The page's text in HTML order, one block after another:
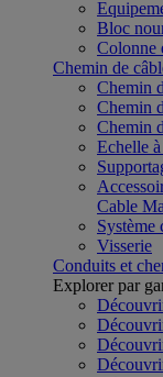
Bloc
Colonne
Chemin de
Chemin
Chemin
Chemin
Echelle
Cable
Système
Visserie
Conduits et
Explorer par